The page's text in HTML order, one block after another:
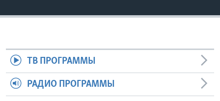
ТВ ПРОГРАММЫ
РАДИО ПРОГРАММЫ